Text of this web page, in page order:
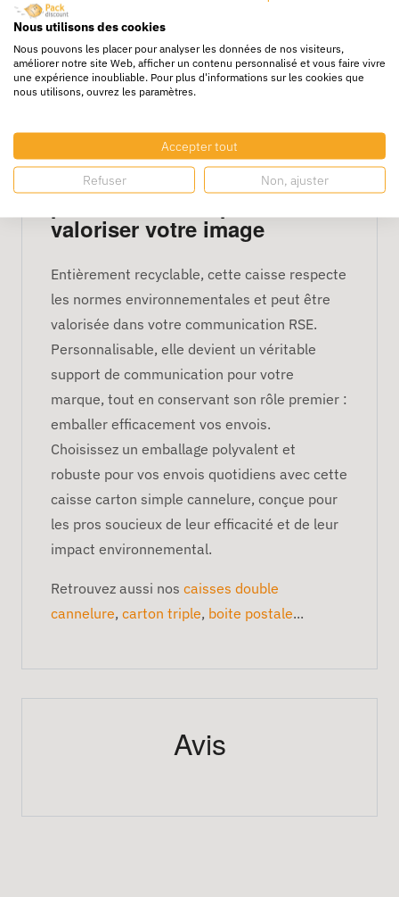
les coûts logistiques.
Un emballage économique et fonctionnel,
parfaitement adapté aux besoins des e-
commerçants, logisticiens et artisans. Sa
l’empilement et l’optimisation des espaces.
Une caisse recyclable et
valoriser votre image
Entièrement recyclable, cette caisse respecte
les normes environnementales et peut être
valorisée dans votre communication RSE.
Personnalisable, elle devient un véritable
support de communication pour votre
marque, tout en conservant son rôle premier :
emballer efficacement vos envois.
Choisissez un emballage polyvalent et
robuste pour vos envois quotidiens avec cette
caisse carton simple cannelure, conçue pour
les pros soucieux de leur efficacité et de leur
impact environnemental.
Retrouvez aussi nos caisses double
cannelure, carton triple, boite postale...
Avis
Nous utilisons des cookies
Nous pouvons les placer pour analyser les données de nos visiteurs,
améliorer notre site Web, afficher un contenu personnalisé et vous faire vivre
une expérience inoubliable. Pour plus d'informations sur les cookies que
nous utilisons, ouvrez les paramètres.
Accepter tout
Refuser Non, ajuster